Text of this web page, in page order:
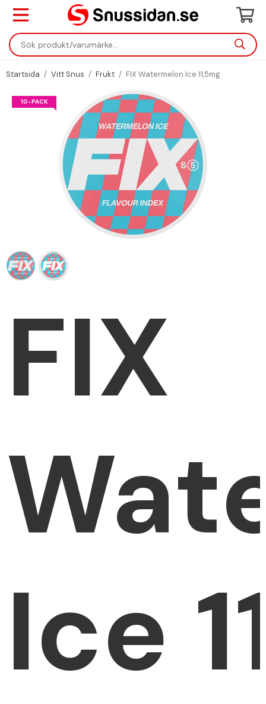
Startsida / Vitt Snus / Frukt / FIX Watermelon Ice 11,5mg
10-PACK
FIX
Ice